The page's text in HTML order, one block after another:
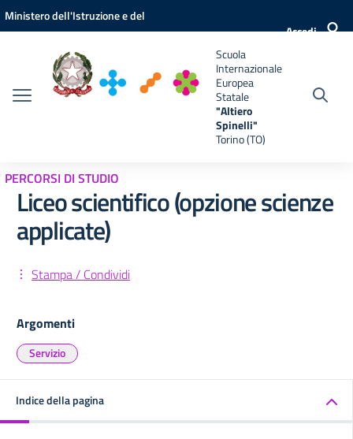
Vai ai contenuti
Vai al menu di navigazione
Vai al footer
Ministero dell'Istruzione e del
Accedi
Scuola
Internazionale
Europea
Statale
"Altiero
Spinelli"
Torino (TO)
PERCORSI DI STUDIO
Liceo scientifico (opzione scienze
applicate)
Stampa / Condividi
Argomenti
Servizio
Indice della pagina